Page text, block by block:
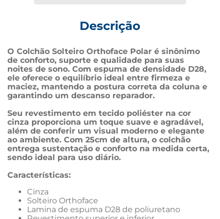
Descrição
O Colchão Solteiro Orthoface Polar é sinônimo
de conforto, suporte e qualidade para suas
noites de sono. Com espuma de densidade D28,
ele oferece o equilíbrio ideal entre firmeza e
maciez, mantendo a postura correta da coluna e
garantindo um descanso reparador.
Seu revestimento em tecido poliéster na cor
cinza proporciona um toque suave e agradável,
além de conferir um visual moderno e elegante
ao ambiente. Com 25cm de altura, o colchão
entrega sustentação e conforto na medida certa,
sendo ideal para uso diário.
Características:
Cinza
Solteiro Orthoface
Lamina de espuma D28 de poliuretano